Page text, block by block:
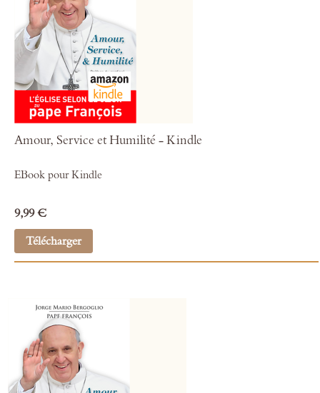
Amour, Service et Humilité - Kindle
EBook pour Kindle
9,99 €
Télécharger